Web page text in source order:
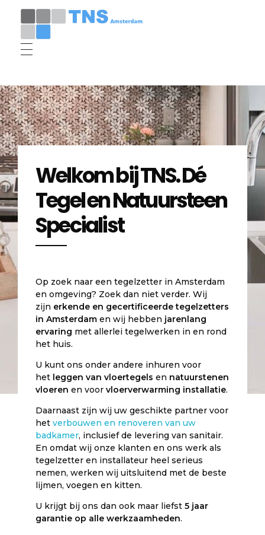
Tegelzetter Amsterdam - TNS Tegel en Natuursteen Specialist
Welkom bij TNS. Dé
Tegel en Natuursteen
Specialist
Op zoek naar een tegelzetter in Amsterdam
en omgeving? Zoek dan niet verder. Wij
zijn erkende en gecertificeerde tegelzetters
in Amsterdam en wij hebben jarenlang
ervaring met allerlei tegelwerken in en rond
het huis.
U kunt ons onder andere inhuren voor
het leggen van vloertegels en natuurstenen
vloeren en voor vloerverwarming installatie.
Daarnaast zijn wij uw geschikte partner voor
het verbouwen en renoveren van uw
badkamer, inclusief de levering van sanitair.
En omdat wij onze klanten en ons werk als
tegelzetter en installateur heel serieus
nemen, werken wij uitsluitend met de beste
lijmen, voegen en kitten.
U krijgt bij ons dan ook maar liefst 5 jaar
garantie op alle werkzaamheden.